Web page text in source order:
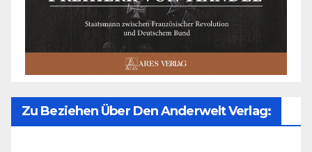
Zu Beziehen Über Den Anderwelt Verlag: